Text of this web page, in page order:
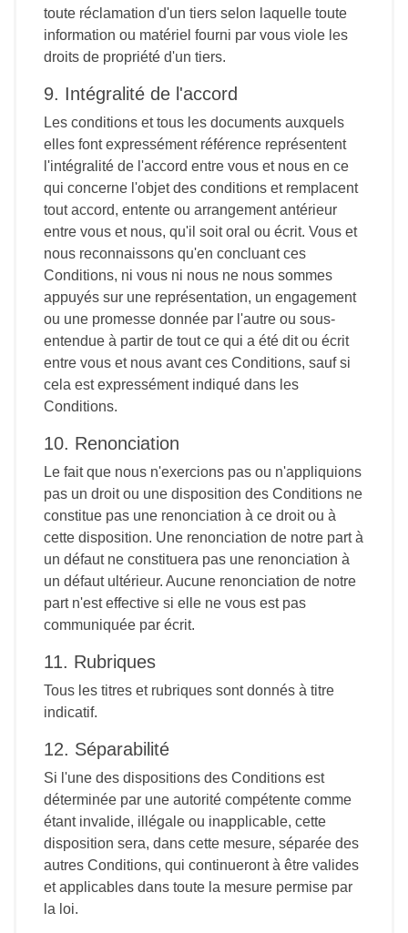
toute réclamation d'un tiers selon laquelle toute
information ou matériel fourni par vous viole les
droits de propriété d'un tiers.
9. Intégralité de l'accord
Les conditions et tous les documents auxquels
elles font expressément référence représentent
l'intégralité de l'accord entre vous et nous en ce
qui concerne l'objet des conditions et remplacent
tout accord, entente ou arrangement antérieur
entre vous et nous, qu'il soit oral ou écrit. Vous et
nous reconnaissons qu'en concluant ces
Conditions, ni vous ni nous ne nous sommes
appuyés sur une représentation, un engagement
ou une promesse donnée par l'autre ou sous-
entendue à partir de tout ce qui a été dit ou écrit
entre vous et nous avant ces Conditions, sauf si
cela est expressément indiqué dans les
Conditions.
10. Renonciation
Le fait que nous n'exercions pas ou n'appliquions
pas un droit ou une disposition des Conditions ne
constitue pas une renonciation à ce droit ou à
cette disposition. Une renonciation de notre part à
un défaut ne constituera pas une renonciation à
un défaut ultérieur. Aucune renonciation de notre
part n'est effective si elle ne vous est pas
communiquée par écrit.
11. Rubriques
Tous les titres et rubriques sont donnés à titre
indicatif.
12. Séparabilité
Si l'une des dispositions des Conditions est
déterminée par une autorité compétente comme
étant invalide, illégale ou inapplicable, cette
disposition sera, dans cette mesure, séparée des
autres Conditions, qui continueront à être valides
et applicables dans toute la mesure permise par
la loi.